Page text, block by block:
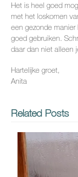
Het is heel goed
met het loskomen
een gezonde
goed gebruiken.
daar dan niet alleen
Hartelijke groet,
Anita
Related Posts